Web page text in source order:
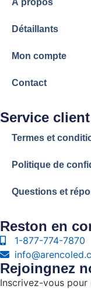
Détaillants
Mon compte
Contact
Service client
Termes et
Politique de
Questions et
Reston en
1-877-774-7870
Rejoingnez
Inscrivez-vous